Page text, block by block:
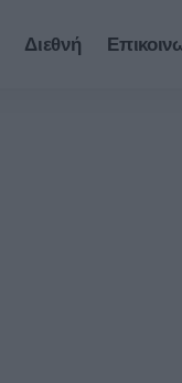
Διεθνή